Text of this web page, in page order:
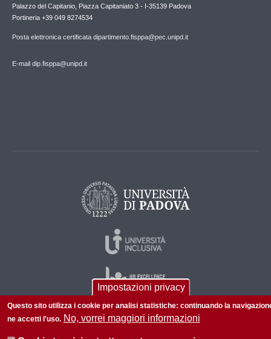
Palazzo del Capitanio, Piazza Capitaniato 3 - I-35139 Padova
Portineria +39 049 8274534
Posta elettronica certificata dipartimento.fisppa@pec.unipd.it
E-mail dip.fisppa@unipd.it
Impostazioni privacy
Questo sito utilizza i cookie per analisi statistiche: continuando la
ne accetti l'uso. No, vorrei maggiori informazioni